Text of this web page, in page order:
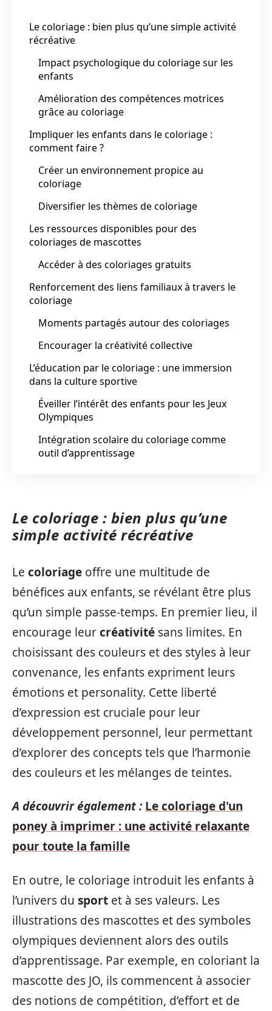
Le coloriage : bien plus qu’une simple activité
récréative
Impact psychologique du coloriage sur les
enfants
Amélioration des compétences motrices
grâce au coloriage
Impliquer les enfants dans le coloriage :
comment faire ?
Créer un environnement propice au
coloriage
Diversifier les thèmes de coloriage
Les ressources disponibles pour des
coloriages de mascottes
Accéder à des coloriages gratuits
Renforcement des liens familiaux à travers le
coloriage
Moments partagés autour des coloriages
Encourager la créativité collective
L’éducation par le coloriage : une immersion
dans la culture sportive
Éveiller l’intérêt des enfants pour les Jeux
Olympiques
Intégration scolaire du coloriage comme
outil d’apprentissage
Le coloriage : bien plus qu’une
simple activité récréative
Le coloriage offre une multitude de
bénéfices aux enfants, se révélant être plus
qu’un simple passe-temps. En premier lieu, il
encourage leurcréativité sans limites. En
choisissant des couleurs et des styles à leur
convenance, les enfants expriment leurs
émotions et personality. Cette liberté
d’expression est cruciale pour leur
développement personnel, leur permettant
d’explorer des concepts tels que l’harmonie
des couleurs et les mélanges de teintes.
A découvrir également : Le coloriage d'un
poney à imprimer : une activité relaxante
pour toute la famille
En outre, le coloriage introduit les enfants à
l’univers du sport et à ses valeurs. Les
illustrations des mascottes et des symboles
olympiques deviennent alors des outils
d’apprentissage. Par exemple, en coloriant la
mascotte des JO, ils commencent à associer
des notions de compétition, d’effort et de